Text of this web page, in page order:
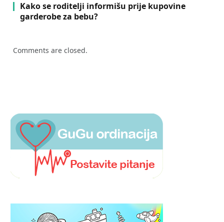
Kako se roditelji informišu prije kupovine
garderobe za bebu?
Comments are closed.